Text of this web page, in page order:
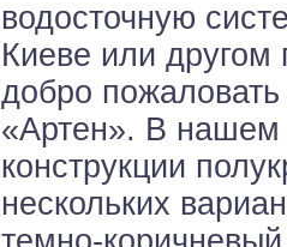
водосточную
Киеве или другом
добро
«Артен». В нашем
конструкции
нескольких